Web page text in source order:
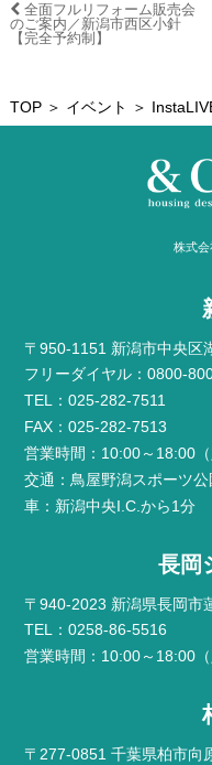
全面フルリフォーム販売会
のご案内／新潟市西区小針
【完全予約制】
TOP＞ イベント ＞
株式会
〒950-1151 新潟市中央区
フリーダイヤル：0800-
TEL：025-282-7511
FAX：025-282-7513
営業時間：10:00～18:00
交通：鳥屋野潟スポーツ
車：新潟中央I.C.から1分
長岡
〒940-2023 新潟県長岡市
TEL：0258-86-5516
営業時間：10:00～18:00
〒277-0851 千葉県柏市向